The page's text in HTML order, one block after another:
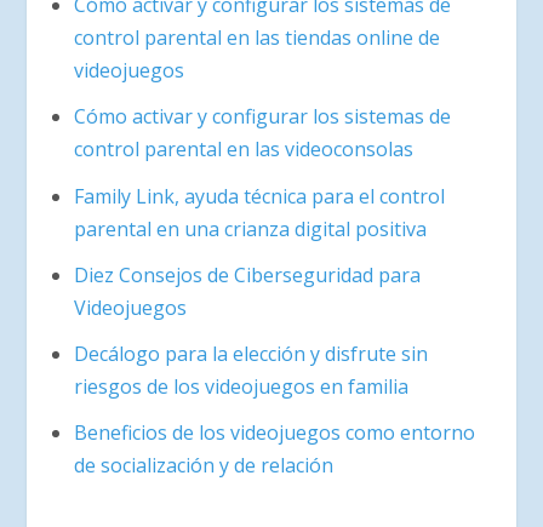
control parental en las tiendas online de
videojuegos
Cómo activar y configurar los sistemas de
control parental en las videoconsolas
Family Link, ayuda técnica para el control
parental en una crianza digital positiva
Diez Consejos de Ciberseguridad para
Videojuegos
Decálogo para la elección y disfrute sin
riesgos de los videojuegos en familia
Beneficios de los videojuegos como entorno
de socialización y de relación